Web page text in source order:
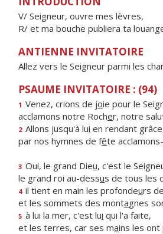
V/ Seigneur, ouvre mes lèvres,
R/ et ma bouche publiera ta
ANTIENNE INVITATOIRE
Allez vers le Seigneur parmi les
PSAUME INVITATOIRE : (94)
1 Venez, crions de joie pour le
acclamons notre Rocher, notre
2 Allons jusqu'à lui en rendant
par nos hymnes de fête
3 Oui, le grand Dieu, c'est le
le grand roi au-dessus de tous les
4 il tient en main les profondeurs
et les sommets des montagnes
5 à lui la mer, c'est lui qui l'a faite,
et les terres, car ses mains les ont